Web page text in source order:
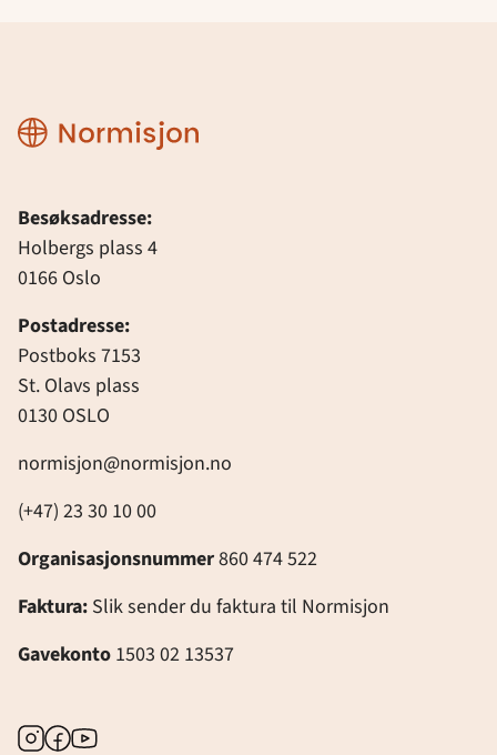
Normisjon
Besøksadresse:
Holbergs plass 4
0166 Oslo
Postadresse:
Postboks 7153
St. Olavs plass
0130 OSLO
normisjon@normisjon.no
(+47) 23 30 10 00
Organisasjonsnummer860 474 522
Faktura: Slik sender du faktura til Normisjon
Gavekonto 1503 02 13537
Instagram
Facebook
Youtube